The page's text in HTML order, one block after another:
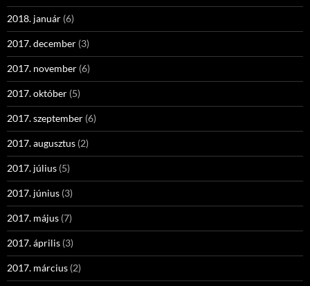
2018. január (6)
2017. december (3)
2017. november (6)
2017. október (5)
2017. szeptember (6)
2017. augusztus (2)
2017. július (5)
2017. június (3)
2017. május (7)
2017. április (3)
2017. március (2)